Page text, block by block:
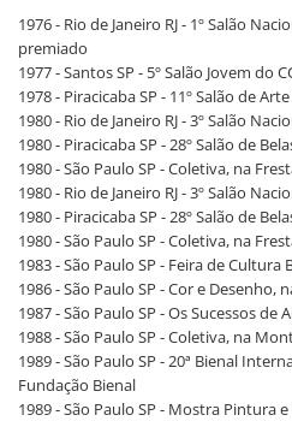
1976 - Rio de Janeiro RJ - 1º Salão
premiado
1977 - Santos SP - 5º Salão Jovem do
1978 - Piracicaba SP - 11º Salão de
1980 - Rio de Janeiro RJ - 3º Salão
1980 - Piracicaba SP - 28º Salão de
1980 - São Paulo SP - Coletiva, na
1980 - Rio de Janeiro RJ - 3º Salão
1980 - Piracicaba SP - 28º Salão de
1980 - São Paulo SP - Coletiva, na
1983 - São Paulo SP - Feira de Cultura
1986 - São Paulo SP - Cor e Desenho,
1987 - São Paulo SP - Os Sucessos
1988 - São Paulo SP - Coletiva, na
1989 - São Paulo SP - 20ª Bienal
Fundação Bienal
1989 - São Paulo SP - Mostra Pintura